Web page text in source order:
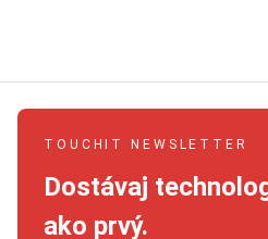
TOUCHIT NEWSLETTER
Dostávaj
ako prvý.